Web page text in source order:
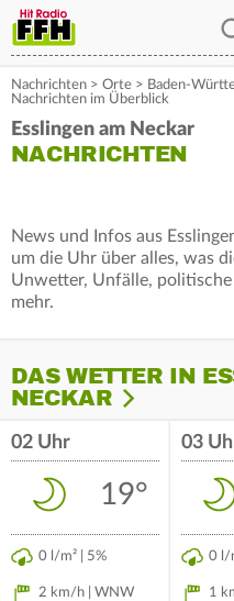
Nachrichten > Orte > Baden-
Nachrichten im Überblick
Esslingen am Neckar
NACHRICHTEN
News und Infos aus
um die Uhr über alles, was
Unwetter, Unfälle,
mehr.
DAS WETTER IN
NECKAR
02 Uhr
19°
0 l/m² | 5%
2 km/h | WNW
03
0 l/
1